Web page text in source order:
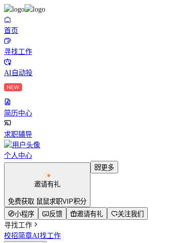
首页
寻找工作
AI自动投
简历中心
求职辅导
个人中心
邀请有礼
免费获取 鼠鼠求职VIP积分
更多
小程序 反馈 邀请有礼
关注我们
寻找工作
校招简章AI找工作